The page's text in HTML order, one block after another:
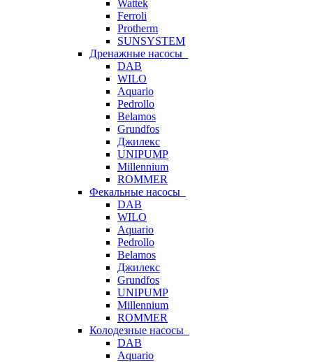
Wattek
Ferroli
Protherm
SUNSYSTEM
Дренажные насосы
DAB
WILO
Aquario
Pedrollo
Belamos
Grundfos
Джилекс
UNIPUMP
Millennium
ROMMER
Фекальные насосы
DAB
WILO
Aquario
Pedrollo
Belamos
Джилекс
Grundfos
UNIPUMP
Millennium
ROMMER
Колодезные насосы
DAB
Aquario